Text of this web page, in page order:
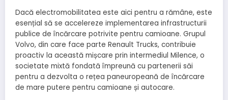
Dacă electromobilitatea este aici pentru a rămâne, este
esențial să se accelereze implementarea infrastructurii
publice de încărcare potrivite pentru camioane. Grupul
Volvo, din care face parte Renault Trucks, contribuie
proactiv la această mișcare prin intermediul Milence, o
societate mixtă fondată împreună cu partenerii săi
pentru a dezvolta o rețea paneuropeană de încărcare
de mare putere pentru camioane și autocare.